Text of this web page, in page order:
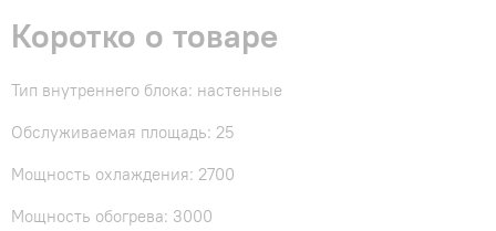
Коротко о товаре
Тип внутреннего блока: настенные
Обслуживаемая площадь: 25
Мощность охлаждения: 2700
Мощность обогрева: 3000